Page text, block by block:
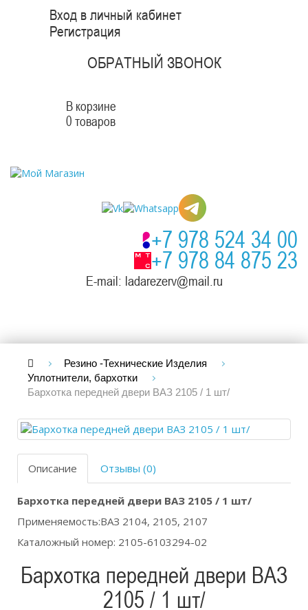
Вход в личный кабинет
Регистрация
ОБРАТНЫЙ ЗВОНОК
В корзине
0 товаров
+7 978 524 34 00
+7 978 84 875 23
E-mail: ladarezerv@mail.ru
Резино -Технические Изделия
Уплотнители, бархотки
Бархотка передней двери ВАЗ 2105 / 1 шт/
Описание Отзывы (0)
Бархотка передней двери ВАЗ 2105 / 1 шт/
Применяемость:ВАЗ 2104, 2105, 2107
Каталожный номер: 2105-6103294-02
Бархотка передней двери ВАЗ
2105 / 1 шт/